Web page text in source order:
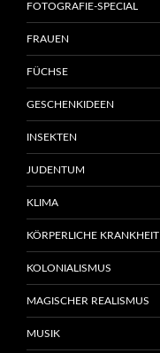
FOTOGRAFIE-SPECIAL
FRAUEN
FÜCHSE
GESCHENKIDEEN
INSEKTEN
JUDENTUM
KLIMA
KÖRPERLICHE KRANKHEIT
KOLONIALISMUS
MAGISCHER REALISMUS
MUSIK